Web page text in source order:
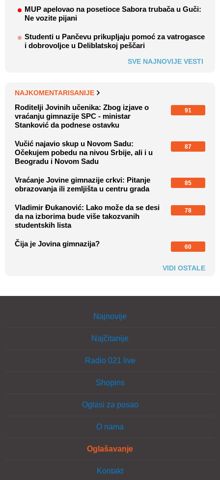
MUP apelovao na posetioce Sabora trubača u Guči:
Ne vozite pijani
Studenti u Pančevu prikupljaju pomoć za vatrogasce
i dobrovoljce u Deliblatskoj peščari
SVE NAJNOVIJE VESTI
NAJKOMENTARISANIJE
Roditelji Jovinih učenika: Zbog izjave o
vraćanju gimnazije SPC - ministar
Stanković da podnese ostavku
91
Vučić najavio skup u Novom Sadu:
Očekujem pobedu na nivou Srbije, ali i u
Beogradu i Novom Sadu
87
Vraćanje Jovine gimnazije crkvi: Pitanje
obrazovanja ili zemljišta u centru grada
85
Vladimir Đukanović: Lako može da se desi
da na izborima bude više takozvanih
studentskih lista
78
Čija je Jovina gimnazija? 60
VIDI OSTALE
Najnovije
Najčitanije
Radio 021 live
Shopins
Oglasi za posao
O nama
Oglašavanje
Kontakt